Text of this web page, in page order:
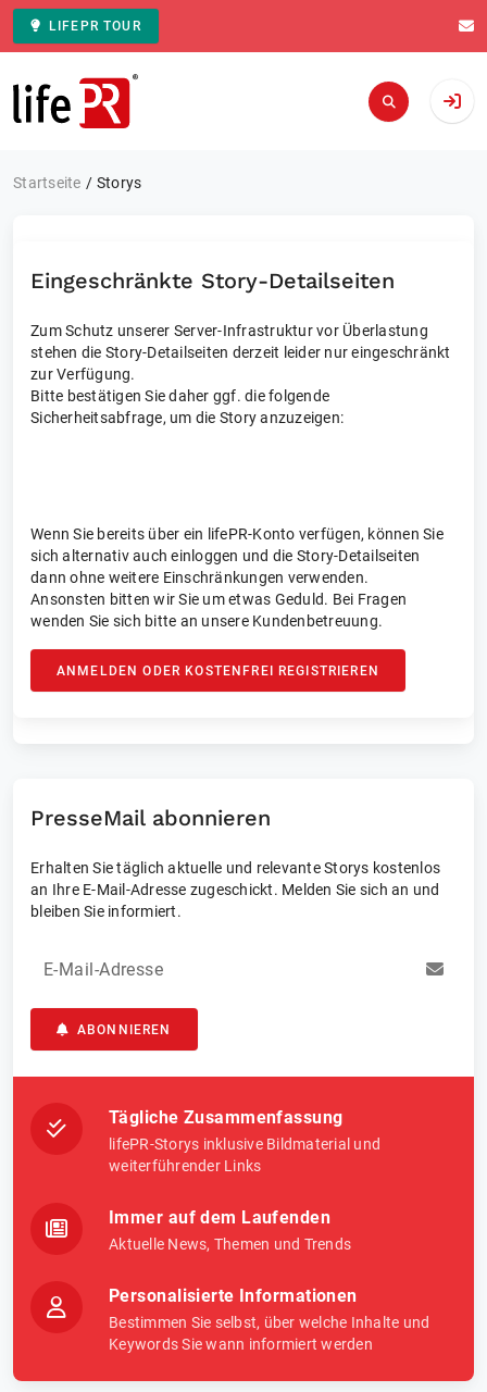
LIFEPR TOUR
Zur Startseite
Startseite Storys
Eingeschränkte Story-Detailseiten
Zum Schutz unserer Server-Infrastruktur vor Überlastung
stehen die Story-Detailseiten derzeit leider nur eingeschränkt
zur Verfügung.
Bitte bestätigen Sie daher ggf. die folgende
Sicherheitsabfrage, um die Story anzuzeigen:
Wenn Sie bereits über ein lifePR-Konto verfügen, können Sie
sich alternativ auch einloggen und die Story-Detailseiten
dann ohne weitere Einschränkungen verwenden.
Ansonsten bitten wir Sie um etwas Geduld. Bei Fragen
wenden Sie sich bitte an unsere Kundenbetreuung.
ANMELDEN ODER KOSTENFREI REGISTRIEREN
PresseMail abonnieren
Erhalten Sie täglich aktuelle und relevante Storys kostenlos
an Ihre E-Mail-Adresse zugeschickt. Melden Sie sich an und
bleiben Sie informiert.
E-Mail-Adresse
ABONNIEREN
Tägliche Zusammenfassung
lifePR-Storys inklusive Bildmaterial und
weiterführender Links
Immer auf dem Laufenden
Aktuelle News, Themen und Trends
Personalisierte Informationen
Bestimmen Sie selbst, über welche Inhalte und
Keywords Sie wann informiert werden